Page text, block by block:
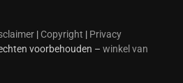
| Copyright | Privacy
voorbehouden – winkel van